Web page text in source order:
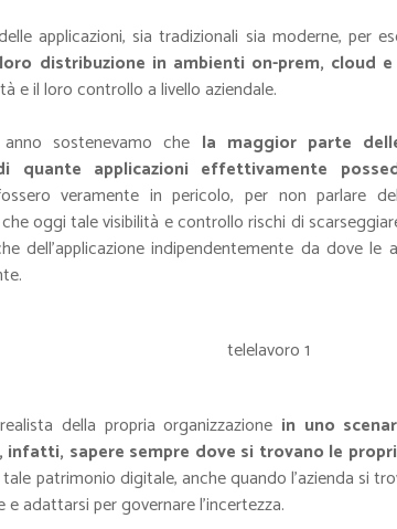
applicazioni, sia tradizionali sia moderne, per
distribuzione in ambienti on-prem, cloud
e il loro controllo a livello aziendale.
sostenevamo che la maggior parte
quante applicazioni effettivamente
veramente in pericolo, per non parlare
oggi tale visibilità e controllo rischi di
dell’applicazione indipendentemente da dove
della propria organizzazione in uno
sapere sempre dove si trovano le
patrimonio digitale, anche quando l’azienda si
adattarsi per governare l’incertezza.